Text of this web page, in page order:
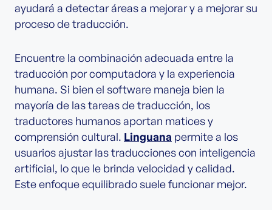
ayudará a detectar áreas a mejorar y a mejorar su
proceso de traducción.
Encuentre la combinación adecuada entre la
traducción por computadora y la experiencia
humana. Si bien el software maneja bien la
mayoría de las tareas de traducción, los
traductores humanos aportan matices y
comprensión cultural. Linguana permite a los
usuarios ajustar las traducciones con inteligencia
artificial, lo que le brinda velocidad y calidad.
Este enfoque equilibrado suele funcionar mejor.